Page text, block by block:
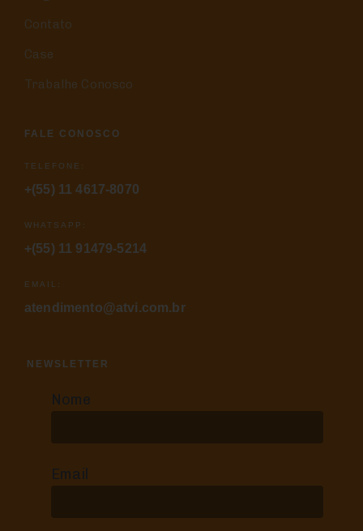
Contato
Case
Trabalhe Conosco
FALE CONOSCO
TELEFONE:
+(55) 11 4617-8070
WHATSAPP:
+(55) 11 91479-5214
EMAIL:
atendimento@atvi.com.br
NEWSLETTER
Nome
Email